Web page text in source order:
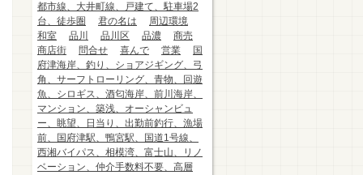
都市線、大井町線、戸建て、駐車場2
台、徒歩圏
君の名は
周辺環境
和室
品川 品川区 品濃
商売
商店街
問合せ 喜んで 営業
国
府津海岸、釣り、ショアジギング、弓
角、サーフトローリング、青物、回遊
魚、シロギス、酒匂海岸、前川海岸、
マンション、築浅、オーシャンビュ
ー、眺望、日当り、出勤前釣行、漁場
前、国府津駅、鴨宮駅、国道1号線、
西湘バイパス、相模湾、富士山、リノ
ベーション、仲介手数料不要、高層